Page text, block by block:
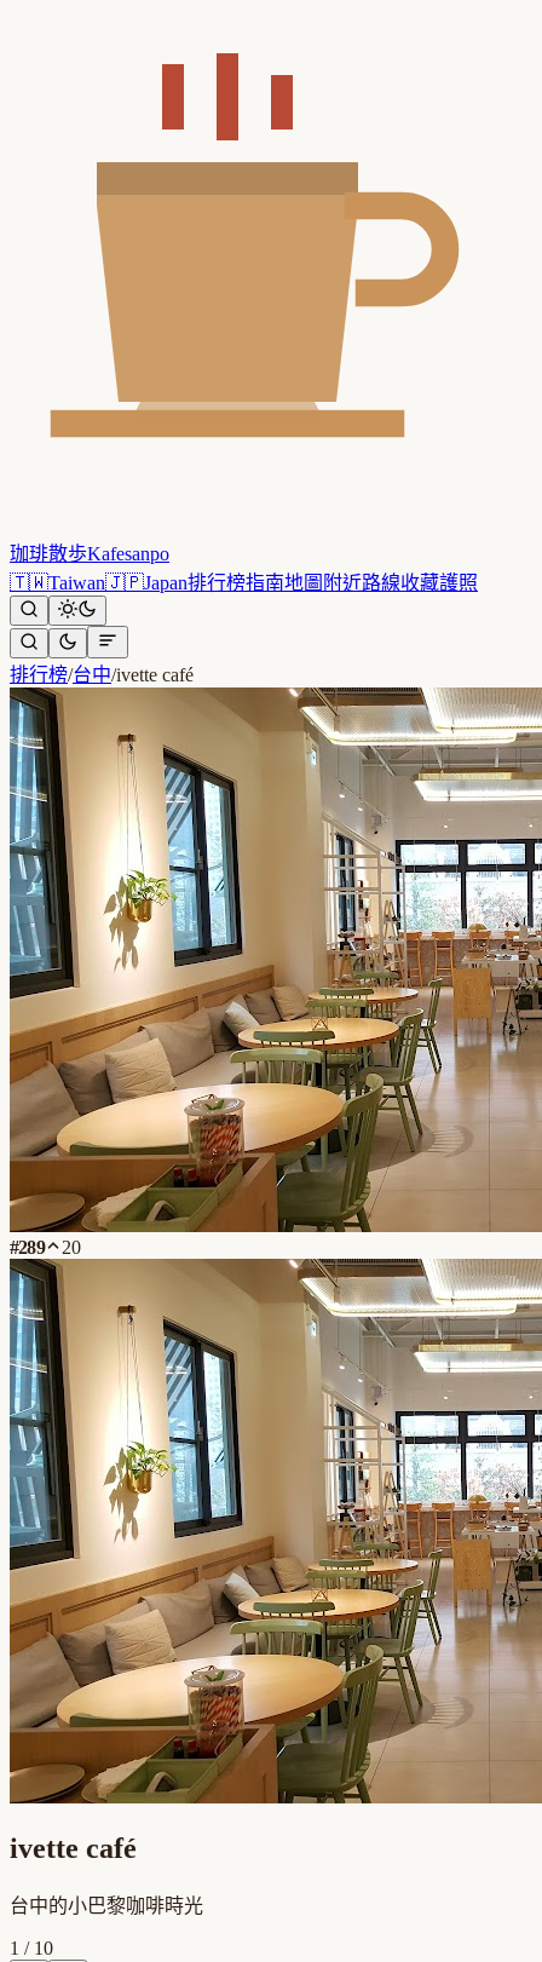
珈琲散歩Kafesanpo
🇹🇼Taiwan🇯🇵Japan排行榜指南地圖 附近路線收藏護照
排行榜/台中/ivette café
#289 20
ivette café
台中的小巴黎咖啡時光
1 / 10